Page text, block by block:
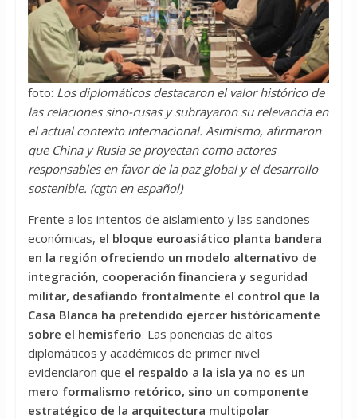
foto: Los diplomáticos destacaron el valor histórico de
las relaciones sino-rusas y subrayaron su relevancia en
el actual contexto internacional. Asimismo, afirmaron
que China y Rusia se proyectan como actores
responsables en favor de la paz global y el desarrollo
sostenible. (cgtn en español)
Frente a los intentos de aislamiento y las sanciones
económicas, el bloque euroasiático planta bandera
en la región ofreciendo un modelo alternativo de
integración, cooperación financiera y seguridad
militar, desafiando frontalmente el control que la
Casa Blanca ha pretendido ejercer históricamente
sobre el hemisferio. Las ponencias de altos
diplomáticos y académicos de primer nivel
evidenciaron que el respaldo a la isla ya no es un
mero formalismo retórico, sino un componente
estratégico de la arquitectura multipolar